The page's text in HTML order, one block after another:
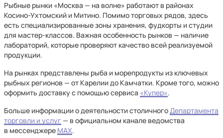
Рыбные рынки «Москва — на волне» работают в районах
Косино-Ухтомский и Митино. Помимо торговых рядов, здесь
есть специализированные зоны хранения, фудкорты и студии
для мастер-классов. Важная особенность рынков — наличие
лабораторий, которые проверяют качество всей реализуемой
продукции.
На рынках представлены рыба и морепродукты из ключевых
рыбных регионов — от Карелии до Камчатки. Кроме того, можно
оформить доставку с помощью сервиса «Купер».
Больше информации о деятельности столичногоДепартамента
торговли и услуг — в официальном канале ведомства
в мессенджере MAX.